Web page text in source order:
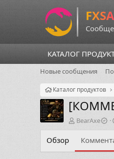
КАТАЛОГ
Новые сообщения
Каталог продуктов
А
BearAxe
Обзор